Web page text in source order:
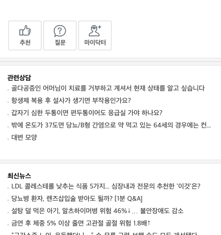
추천 질문 마이닥터
관련상담
골다공증인 어머님이 치료를 거부하고 계셔서 현재 상태를 알고 싶습니다
항생제 복용 후 설사가 생기면 부작용인가요?
갑자기 심한 두통이면 편두통이어도 응급실 가야 하나요?
밖에 온도가 37도면 당뇨/B형 간염으로 약 먹고 있는 64세의 경우에는 컨디션 저하를 동
대변 모양
최신뉴스
LDL 콜레스테롤 낮추는 식품 5가지... 심장내과 전문의 추천한 '이것'은?
당뇨병 환자, 렌즈삽입술 받아도 될까? [1분 Q&A]
설탕 덜 먹은 아기, 알츠하이머병 위험 46%↓… 불안장애도 감소
금연 후 체중 5% 이상 줄면 고관절 골절 위험 1.8배↑